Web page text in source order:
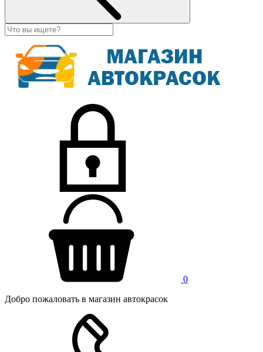
0
Добро пожаловать в магазин автокрасок